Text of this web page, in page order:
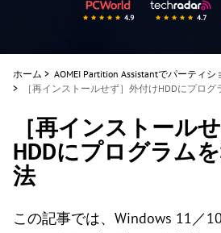
ホーム > AOMEI Partition Assistantでパーティ
>
［再インストールせず］外付けHDDにプロ
［再インストール
HDDにプログラム
法
この記事では、Windows 11／